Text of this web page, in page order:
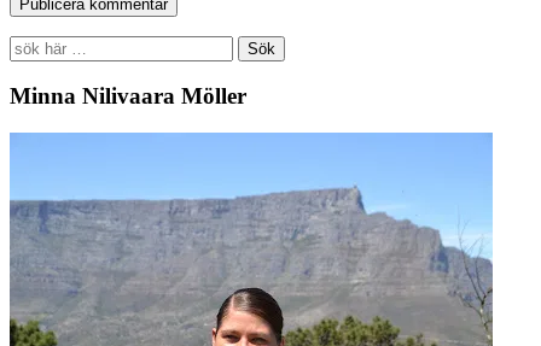
Search
for:
Minna Nilivaara Möller